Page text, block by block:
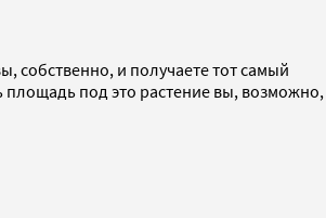
собственно, и получаете тот самый
площадь под это растение вы, возможно,